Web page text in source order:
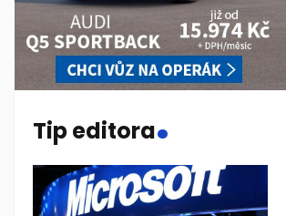
Tip editora.